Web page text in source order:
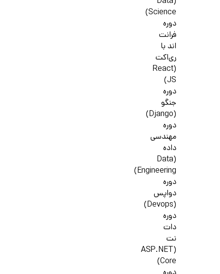
Science)
دوره
فرانت
اند با
ری‌اکت
(React
JS)
دوره
جنگو
(Django)
دوره
مهندسی
داده
(Data
Engineering)
دوره
دواپس
(Devops)
دوره
دات
نت
(ASP.NET
Core)